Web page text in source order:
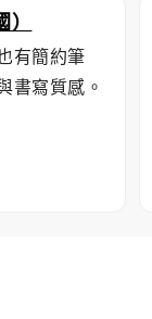
有簡約筆
書寫質感。